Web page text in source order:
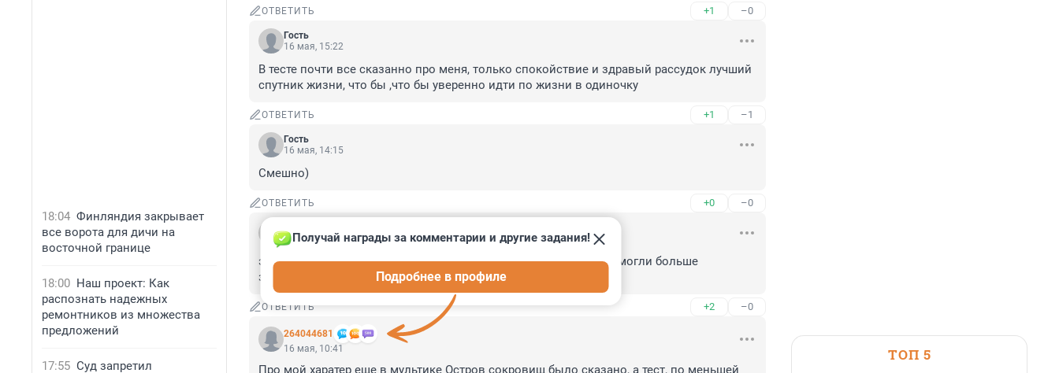
18:04 Финляндия закрывает
все ворота для дичи на
восточной границе
18:00 Наш проект: Как
распознать надежных
ремонтников из множества
предложений
17:55 Суд запретил
ОТВЕТИТЬ +1 –0
Гость
16 мая, 15:22
В тесте почти все сказанно про меня, только спокойствие и здравый рассудок лучший
спутник жизни, что бы ,что бы уверенно идти по жизни в одиночку
ОТВЕТИТЬ +1 –1
Гость
16 мая, 14:15
Смешно)
ОТВЕТИТЬ +0 –0
16 мая, 13:19
этот тест расскажет НАМ какой у ВАС тип характера, чтобы МЫ могли больше
зарабатывать на рекламе.
ОТВЕТИТЬ +2 –0
264044681
Получай награды за комментарии и другие задания!
Подробнее в профиле
16 мая, 10:41
Про мой харатер еще в мультике Остров сокровищ было сказано, а тест, по меньшей
ТОП 5